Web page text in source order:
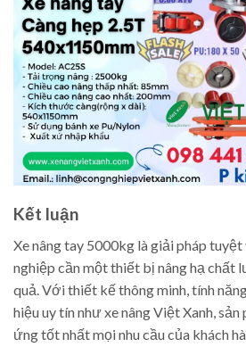
Kết luận
Xe nâng tay 5000kg là giải pháp
nghiệp cần một thiết bị nâng hạ chất
quả. Với thiết kế thông minh, tính
hiệu uy tín như xe nâng Việt Xanh,
ứng tốt nhất mọi nhu cầu của khách